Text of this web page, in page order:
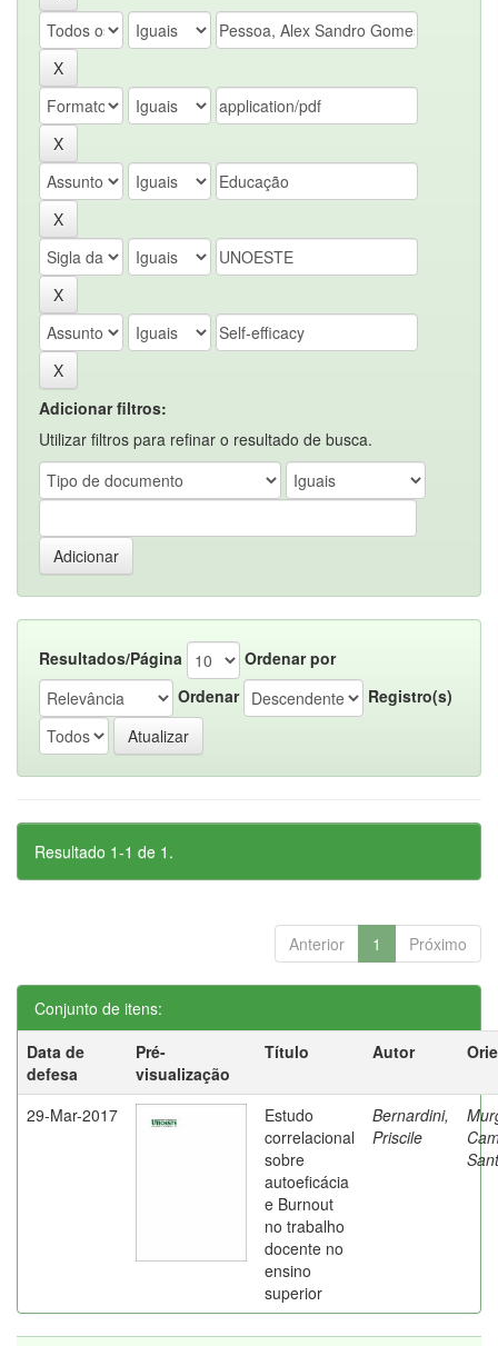
Adicionar filtros:
Utilizar filtros para refinar o resultado de busca.
Resultados/Página
Ordenar por
Ordenar
Registro(s)
Resultado 1-1 de 1.
Anterior 1 Próximo
Conjunto de itens:
Data de
defesa
Pré-
visualização
Título Autor
29-Mar-2017
Estudo
correlacional
sobre
autoeficácia
e Burnout
no trabalho
docente no
ensino
superior
Bernardini,
Priscile